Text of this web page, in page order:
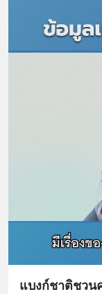
แบงก์ชาติชวน